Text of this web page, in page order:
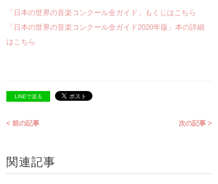
「日本の世界の音楽コンクール全ガイド」もくじはこちら
「日本の世界の音楽コンクール全ガイド2020年版」本の詳細
はこちら
LINEで送る
< 前の記事 次の記事 >
関連記事